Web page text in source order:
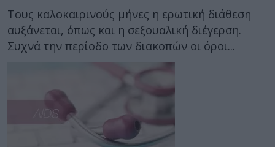
Τους καλοκαιρινούς μήνες η ερωτική διάθεση
αυξάνεται, όπως και η σεξουαλική διέγερση.
Συχνά την περίοδο των διακοπών οι όροι...